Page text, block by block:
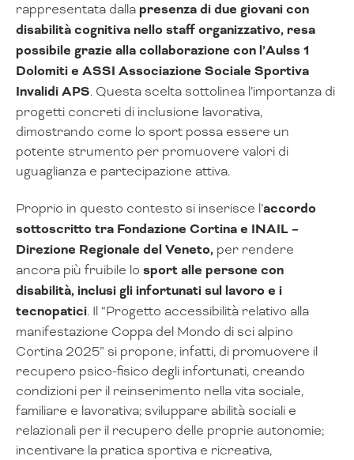
rappresentata dallapresenza di due giovani con
disabilità cognitiva nello staff organizzativo, resa
possibile grazie alla collaborazione con l’Aulss 1
Dolomiti e ASSI Associazione Sociale Sportiva
Invalidi APS. Questa scelta sottolinea l’importanza di
progetti concreti di inclusione lavorativa,
dimostrando come lo sport possa essere un
potente strumento per promuovere valori di
uguaglianza e partecipazione attiva.
Proprio in questo contesto si inserisce l’accordo
sottoscritto tra Fondazione Cortina e INAIL –
Direzione Regionale del Veneto, per rendere
ancora più fruibile lo sport alle persone con
disabilità, inclusi gli infortunati sul lavoro e i
tecnopatici. Il “Progetto accessibilità relativo alla
manifestazione Coppa del Mondo di sci alpino
Cortina 2025” si propone, infatti, di promuovere il
recupero psico-fisico degli infortunati, creando
condizioni per il reinserimento nella vita sociale,
familiare e lavorativa; sviluppare abilità sociali e
relazionali per il recupero delle proprie autonomie;
incentivare la pratica sportiva e ricreativa,